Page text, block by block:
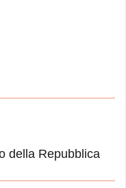
della Repubblica